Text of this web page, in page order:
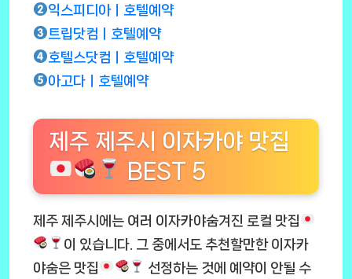
익스피디아ㅣ호텔예약
트립닷컴ㅣ호텔예약
호텔스닷컴ㅣ호텔예약
아고다ㅣ호텔예약
제주 제주시 이자카야 맛집
BEST 5
제주 제주시에는 여러 이자카야숨겨진 로컬 맛집
이 있습니다. 그 중에서도 추천할만한 이자카
야숨은 맛집
선정하는 것에 예약이 안될 수